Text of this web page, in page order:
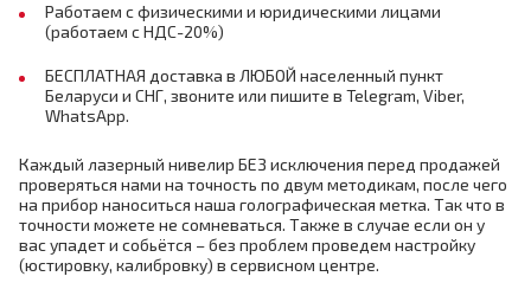
Работаем с физическими и юридическими лицами
(работаем с НДС-20%)
БЕСПЛАТНАЯ доставка в ЛЮБОЙ населенный пункт
Беларуси и СНГ, звоните или пишите в Telegram, Viber,
WhatsApp.
Каждый лазерный нивелир БЕЗ исключения перед продажей
проверяться нами на точность по двум методикам, после чего
на прибор наноситься наша голографическая метка. Так что в
точности можете не сомневаться. Также в случае если он у
вас упадет и собьётся – без проблем проведем настройку
(юстировку, калибровку) в сервисном центре.